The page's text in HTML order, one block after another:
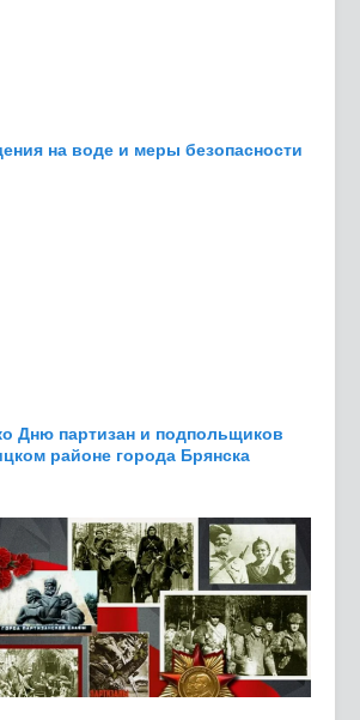
на воде и меры безопасности
Дню партизан и подпольщиков
районе города Брянска